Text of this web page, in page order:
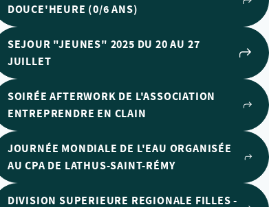
DOUCE'HEURE (0/6 ANS)
SEJOUR "JEUNES" 2025 DU 20 AU 27
JUILLET
SOIRÉE AFTERWORK DE L'ASSOCIATION
ENTREPRENDRE EN CLAIN
JOURNÉE MONDIALE DE L'EAU ORGANISÉE
AU CPA DE LATHUS-SAINT-RÉMY
DIVISION SUPERIEURE REGIONALE FILLES -